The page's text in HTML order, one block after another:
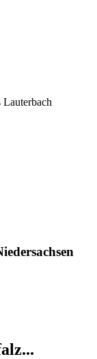
Lauterbach